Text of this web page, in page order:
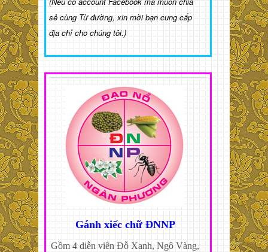
sẻ cùng Từ đường, xin mời bạn cung cấp
địa chỉ cho chúng tôi.)
Gánh xiếc chữ ĐNNP
Gồm 4 diễn viên Đỗ Xanh, Ngô Vàng,